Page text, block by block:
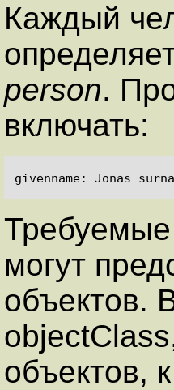
Каждый
person.
включать:
Требуемые
могут
объектов.
объектов,